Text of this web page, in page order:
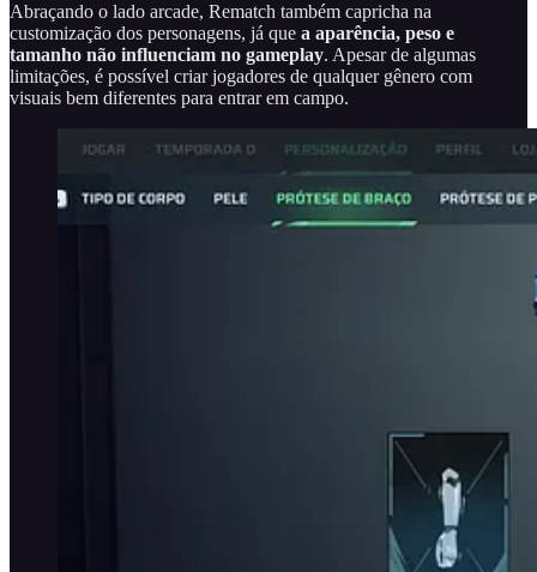
Abraçando o lado arcade, Rematch também capricha na
customização dos personagens, já que a aparência, peso e
tamanho não influenciam no gameplay. Apesar de algumas
limitações, é possível criar jogadores de qualquer gênero com
visuais bem diferentes para entrar em campo.